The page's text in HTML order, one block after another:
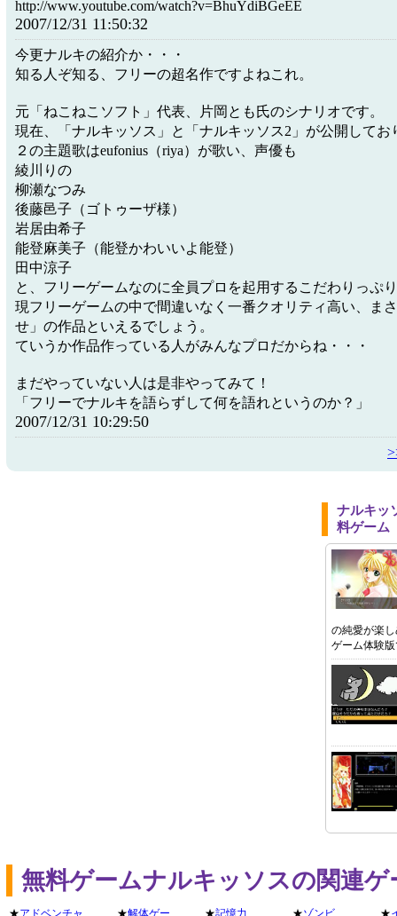
http://www.youtube.com/watch?v=BhuYdiBGeEE
2007/12/31 11:50:32
今更ナルキの紹介か・・・
知る人ぞ知る、フリーの超名作ですよねこれ。
元「ねこねこソフト」代表、片岡とも氏のシナリオです。
現在、「ナルキッソス」と「ナルキッソス2」が公開してお
２の主題歌はeufonius（riya）が歌い、声優も
綾川りの
柳瀬なつみ
後藤邑子（ゴトゥーザ様）
岩居由希子
能登麻美子（能登かわいいよ能登）
田中涼子
と、フリーゲームなのに全員プロを起用するこだわりっぷ
現フリーゲームの中で間違いなく一番クオリティ高い、ま
せ」の作品といえるでしょう。
ていうか作品作っている人がみんなプロだからね・・・
まだやっていない人は是非やってみて！
「フリーでナルキを語らずして何を語れというのか？」
2007/12/31 10:29:50
ナルキッ
料ゲーム
の純愛が楽
ゲーム体験
無料ゲームナルキッソスの関連
★アドベンチャ ★解体ゲー ★記憶力 ★ゾンビ ★